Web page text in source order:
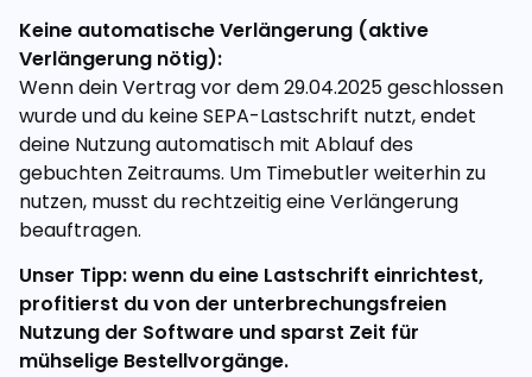
Keine automatische Verlängerung (aktive
Verlängerung nötig):
Wenn dein Vertrag vor dem 29.04.2025 geschlossen
wurde und du keine SEPA-Lastschrift nutzt, endet
deine Nutzung automatisch mit Ablauf des
gebuchten Zeitraums. Um Timebutler weiterhin zu
nutzen, musst du rechtzeitig eine Verlängerung
beauftragen.
Unser Tipp: wenn du eine Lastschrift einrichtest,
profitierst du von der unterbrechungsfreien
Nutzung der Software und sparst Zeit für
mühselige Bestellvorgänge.